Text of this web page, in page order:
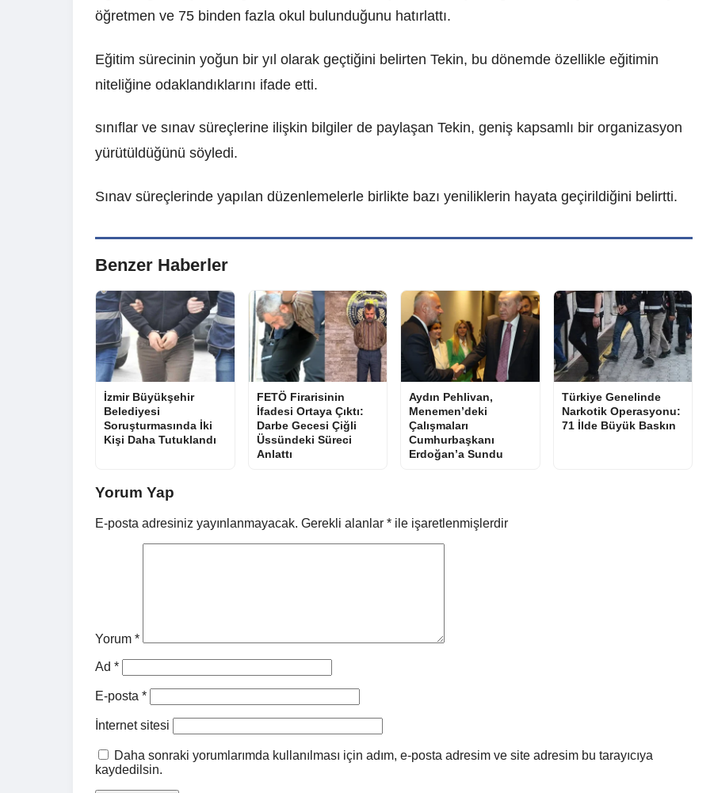
öğretmen ve 75 binden fazla okul bulunduğunu hatırlattı.
Eğitim sürecinin yoğun bir yıl olarak geçtiğini belirten Tekin, bu dönemde özellikle eğitimin
niteliğine odaklandıklarını ifade etti.
sınıflar ve sınav süreçlerine ilişkin bilgiler de paylaşan Tekin, geniş kapsamlı bir organizasyon
yürütüldüğünü söyledi.
Sınav süreçlerinde yapılan düzenlemelerle birlikte bazı yeniliklerin hayata geçirildiğini belirtti.
Benzer Haberler
İzmir Büyükşehir
Belediyesi
Soruşturmasında İki
Kişi Daha Tutuklandı
FETÖ Firarisinin
İfadesi Ortaya Çıktı:
Darbe Gecesi Çiğli
Üssündeki Süreci
Anlattı
Aydın Pehlivan,
Menemen’deki
Çalışmaları
Cumhurbaşkanı
Erdoğan’a Sundu
Türkiye Genelinde
Narkotik Operasyonu:
71 İlde Büyük Baskın
Yorum Yap
E-posta adresiniz yayınlanmayacak. Gerekli alanlar * ile işaretlenmişlerdir
Yorum *
Ad *
E-posta *
İnternet sitesi
Daha sonraki yorumlarımda kullanılması için adım, e-posta adresim ve site adresim bu tarayıcıya
kaydedilsin.